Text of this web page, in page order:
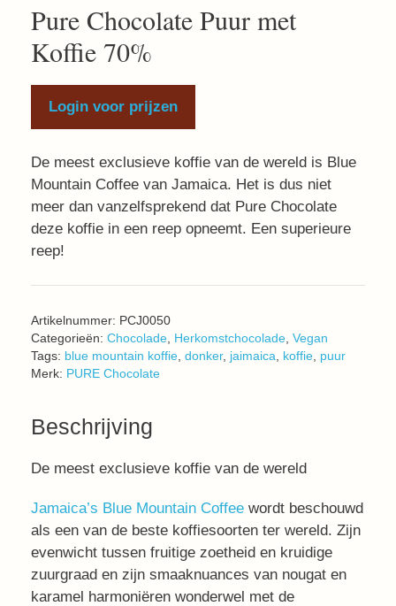
Pure Chocolate Puur met
Koffie 70%
Login voor prijzen
De meest exclusieve koffie van de wereld is Blue
Mountain Coffee van Jamaica. Het is dus niet
meer dan vanzelfsprekend dat Pure Chocolate
deze koffie in een reep opneemt. Een superieure
reep!
Artikelnummer: PCJ0050
Categorieën: Chocolade Herkomstchocolade Vegan
Tags: blue mountain koffie donker, jaimaica koffie puur
Merk: PURE Chocolate
Beschrijving
De meest exclusieve koffie van de wereld
Jamaica’s Blue Mountain Coffee wordt beschouwd
als een van de beste koffiesoorten ter wereld. Zijn
evenwicht tussen fruitige zoetheid en kruidige
zuurgraad en zijn smaaknuances van nougat en
karamel harmoniëren wonderwel met de